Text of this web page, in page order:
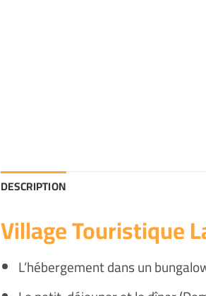
DESCRIPTION
Village Touristique
L’hébergement dans un